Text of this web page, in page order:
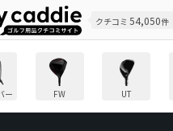
クチコミ 54,050件
ー FW UT